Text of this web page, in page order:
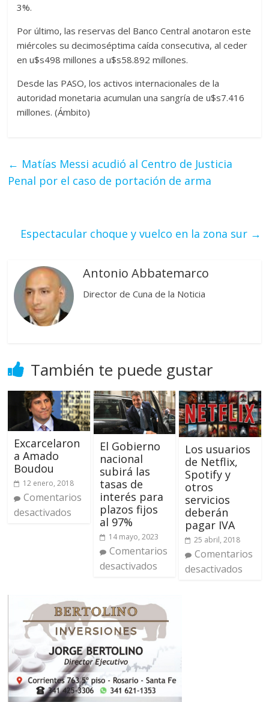
3%.
Por último, las reservas del Banco Central anotaron este
miércoles su decimoséptima caída consecutiva, al ceder
en u$s498 millones a u$s58.892 millones.
Desde las PASO, los activos internacionales de la
autoridad monetaria acumulan una sangría de u$s7.416
millones. (Ámbito)
← Matías Messi acudió al Centro de Justicia
Penal por el caso de portación de arma
Espectacular choque y vuelco en la zona sur →
Antonio Abbatemarco
Director de Cuna de la Noticia
También te puede gustar
Excarcelaron
a Amado
Boudou
12 enero, 2018
Comentarios
desactivados
El Gobierno
nacional
subirá las
tasas de
interés para
plazos fijos
al 97%
14 mayo, 2023
Comentarios
desactivados
Los usuarios
de Netflix,
Spotify y
otros
servicios
deberán
pagar IVA
25 abril, 2018
Comentarios
desactivados